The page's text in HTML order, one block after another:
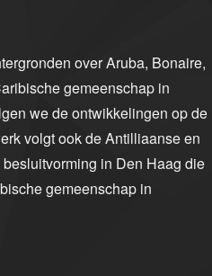
over Aruba, Bonaire,
gemeenschap in
we de ontwikkelingen op de
volgt ook de Antilliaanse en
in Den Haag die
gemeenschap in